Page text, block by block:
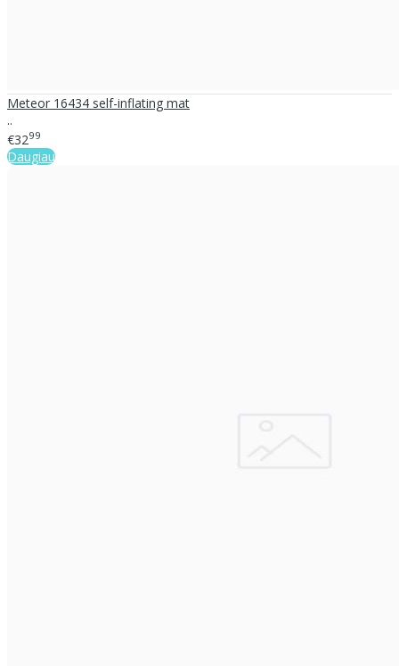
Meteor 16434 self-inflating mat
..
€3299
Daugiau